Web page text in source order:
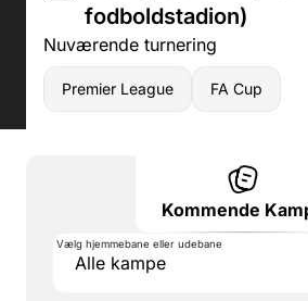
fodboldstadion)
Nuværende turnering
Premier League FA Cup
Kommende
Vælg hjemmebane eller udebane